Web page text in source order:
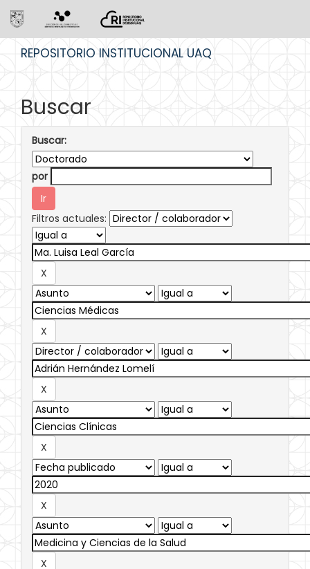
REPOSITORIO INSTITUCIONAL UAQ
Buscar
Buscar:
por
Filtros actuales: